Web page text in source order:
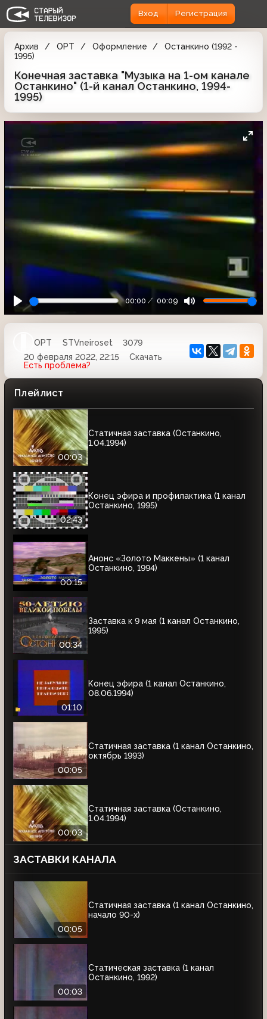
Вход Регистрация
Архив ОРТ Оформление
Останкино (1992 -
1995)
Конечная заставка "Музыка на 1-ом канале
Останкино" (1-й канал Останкино, 1994-
1995)
00:00 00:09
ОРТ STVneiroset
3079
20 февраля 2022, 22:15
Скачать
Есть проблема?
Плейлист
00:03
Статичная заставка (Останкино,
1.04.1994)
02:43
Конец эфира и профилактика (1 канал
Останкино, 1995)
00:15
Анонс «Золото Маккены» (1 канал
Останкино, 1994)
00:34
Заставка к 9 мая (1 канал Останкино,
1995)
01:10
Конец эфира (1 канал Останкино,
08.06.1994)
00:05
Статичная заставка (1 канал Останкино,
октябрь 1993)
00:03
Статичная заставка (Останкино,
1.04.1994)
ЗАСТАВКИ КАНАЛА
00:05
Статичная заставка (1 канал Останкино,
начало 90-х)
00:03
Статическая заставка (1 канал
Останкино, 1992)